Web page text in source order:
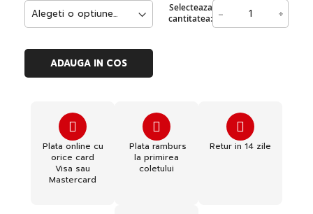
Selecteaza
cantitatea: - +
ADAUGA IN COS
Plata online cu
orice card
Visa sau
Mastercard
Plata ramburs
la primirea
coletului
Retur in 14 zile